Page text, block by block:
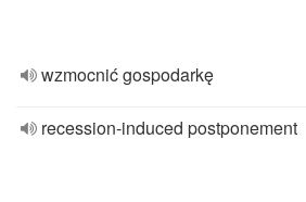
wzmocnić gospodarkę
recession-induced postponement